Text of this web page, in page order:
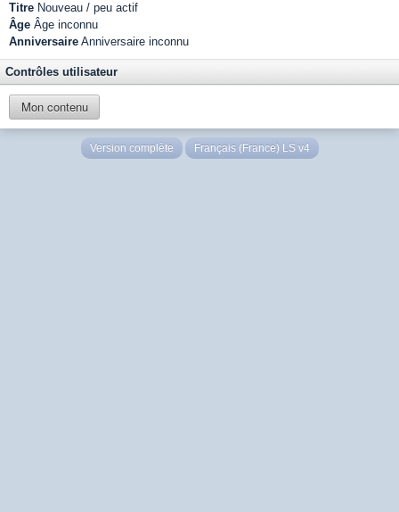
Titre Nouveau / peu actif
Âge Âge inconnu
Anniversaire Anniversaire inconnu
Contrôles utilisateur
Mon contenu
Version complète Français (France) LS v4